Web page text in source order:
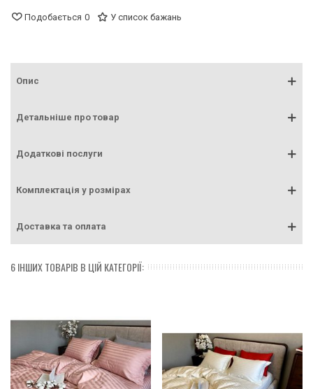
Подобається 0 У список бажань
Опис
Детальніше про товар
Додаткові послуги
Комплектація у розмірах
Доставка та оплата
6 ІНШИХ ТОВАРІВ В ЦІЙ КАТЕГОРІЇ: